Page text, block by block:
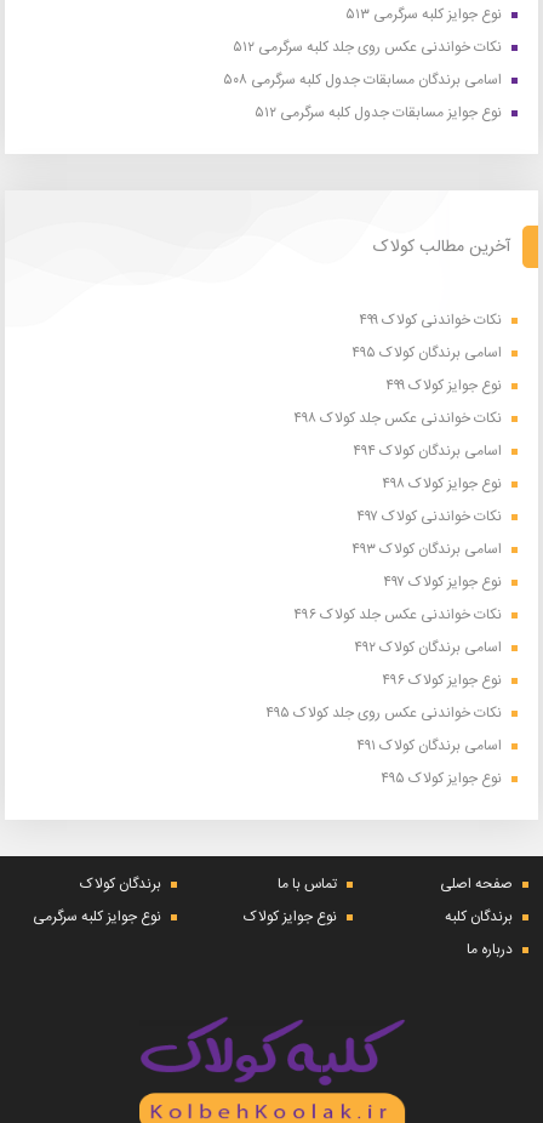
نوع جوایز کلبه سرگرمی ۵۱۳
نکات خواندنی عکس روی جلد کلبه سرگرمی ۵۱۲
اسامی برندگان مسابقات جدول کلبه سرگرمی ۵۰۸
نوع جوایز مسابقات جدول کلبه سرگرمی ۵۱۲
آخرین مطالب کولاک
نکات خواندنی کولاک ۴۹۹
اسامی برندگان کولاک ۴۹۵
نوع جوایز کولاک ۴۹۹
نکات خواندنی عکس جلد کولاک ۴۹۸
اسامی برندگان کولاک ۴۹۴
نوع جوایز کولاک ۴۹۸
نکات خواندنی کولاک ۴۹۷
اسامی برندگان کولاک ۴۹۳
نوع جوایز کولاک ۴۹۷
نکات خواندنی عکس جلد کولاک ۴۹۶
اسامی برندگان کولاک ۴۹۲
نوع جوایز کولاک ۴۹۶
نکات خواندنی عکس روی جلد کولاک ۴۹۵
اسامی برندگان کولاک ۴۹۱
نوع جوایز کولاک ۴۹۵
صفحه اصلی تماس با ما
برندگان کولاک
برندگان کلبه
نوع جوایز کولاک
نوع جوایز کلبه سرگرمی
درباره ما